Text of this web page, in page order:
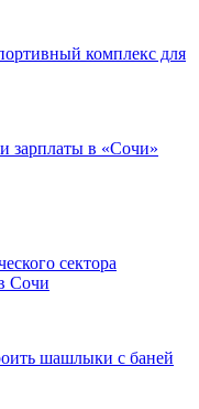
комплекс для
зарплаты в «Сочи»
сектора
Сочи
шашлыки с баней